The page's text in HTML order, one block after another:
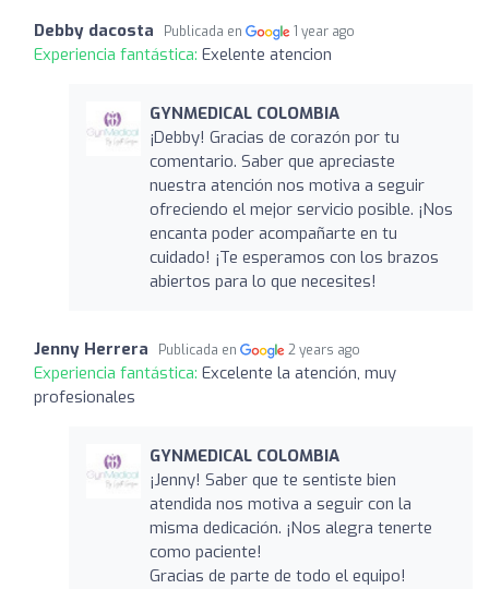
Debby dacosta Publicada en 1 year ago
Experiencia fantástica: Exelente atencion
GYNMEDICAL COLOMBIA
¡Debby! Gracias de corazón por tu
comentario. Saber que apreciaste
nuestra atención nos motiva a seguir
ofreciendo el mejor servicio posible. ¡Nos
encanta poder acompañarte en tu
cuidado! ¡Te esperamos con los brazos
abiertos para lo que necesites!
Jenny Herrera Publicada en 2 years ago
Experiencia fantástica: Excelente la atención, muy
profesionales
GYNMEDICAL COLOMBIA
¡Jenny! Saber que te sentiste bien
atendida nos motiva a seguir con la
misma dedicación. ¡Nos alegra tenerte
como paciente!
Gracias de parte de todo el equipo!